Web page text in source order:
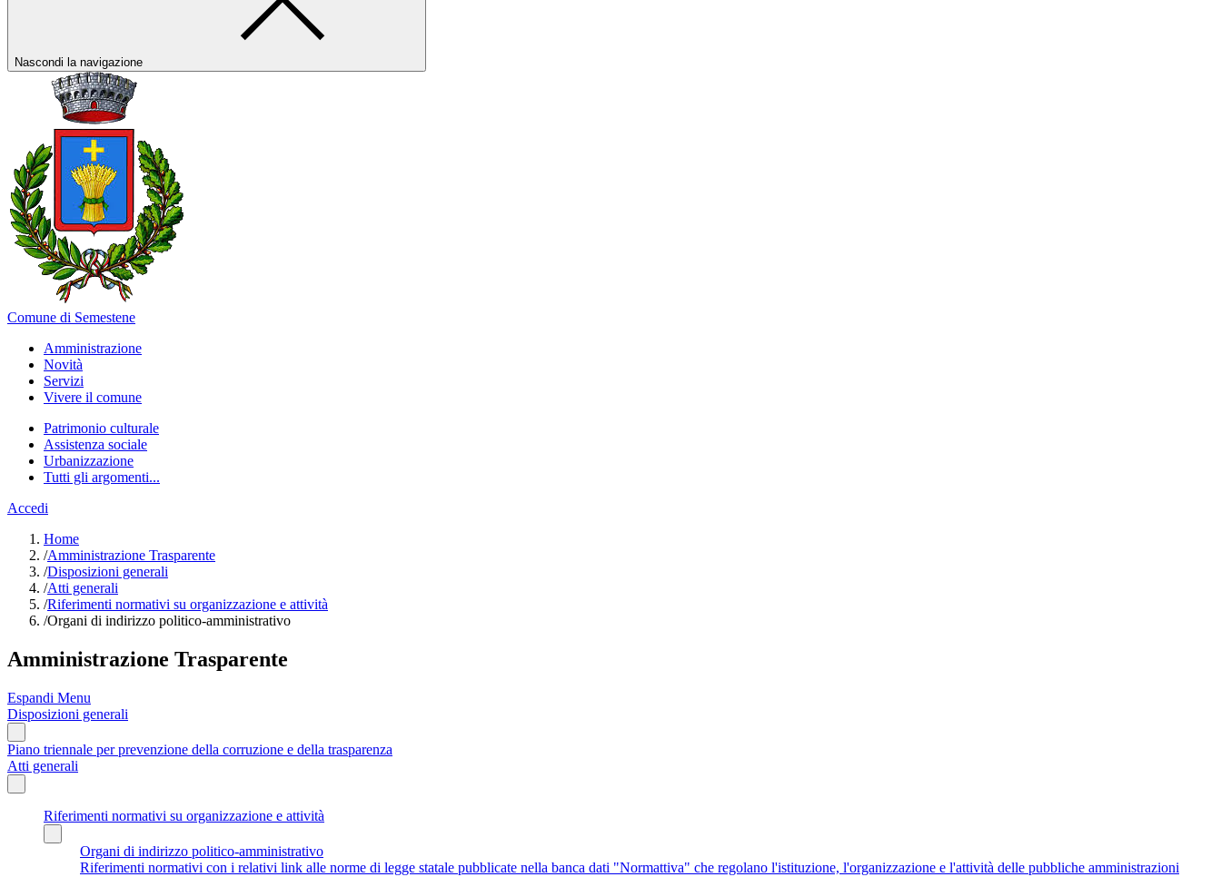
Nascondi la navigazione
Comune di Semestene
Amministrazione
Novità
Servizi
Vivere il comune
Patrimonio culturale
Assistenza sociale
Urbanizzazione
Tutti gli argomenti...
Accedi
Home
/Amministrazione Trasparente
/Disposizioni generali
/Atti generali
/Riferimenti normativi su organizzazione e attività
/Organi di indirizzo politico-amministrativo
Amministrazione Trasparente
Espandi Menu
Disposizioni generali
Piano triennale per prevenzione della corruzione e della trasparenza
Atti generali
Riferimenti normativi su organizzazione e attività
Organi di indirizzo politico-amministrativo
Riferimenti normativi con i relativi link alle norme di legge statale pubblicate nella banca dati "Normattiva" che regolano l'istituzione, l'organizzazione e l'attività delle pubbliche amministrazioni